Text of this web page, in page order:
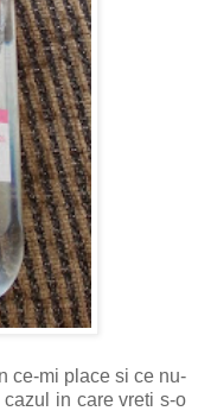
ce-mi place si ce nu-
in care vreti s-o